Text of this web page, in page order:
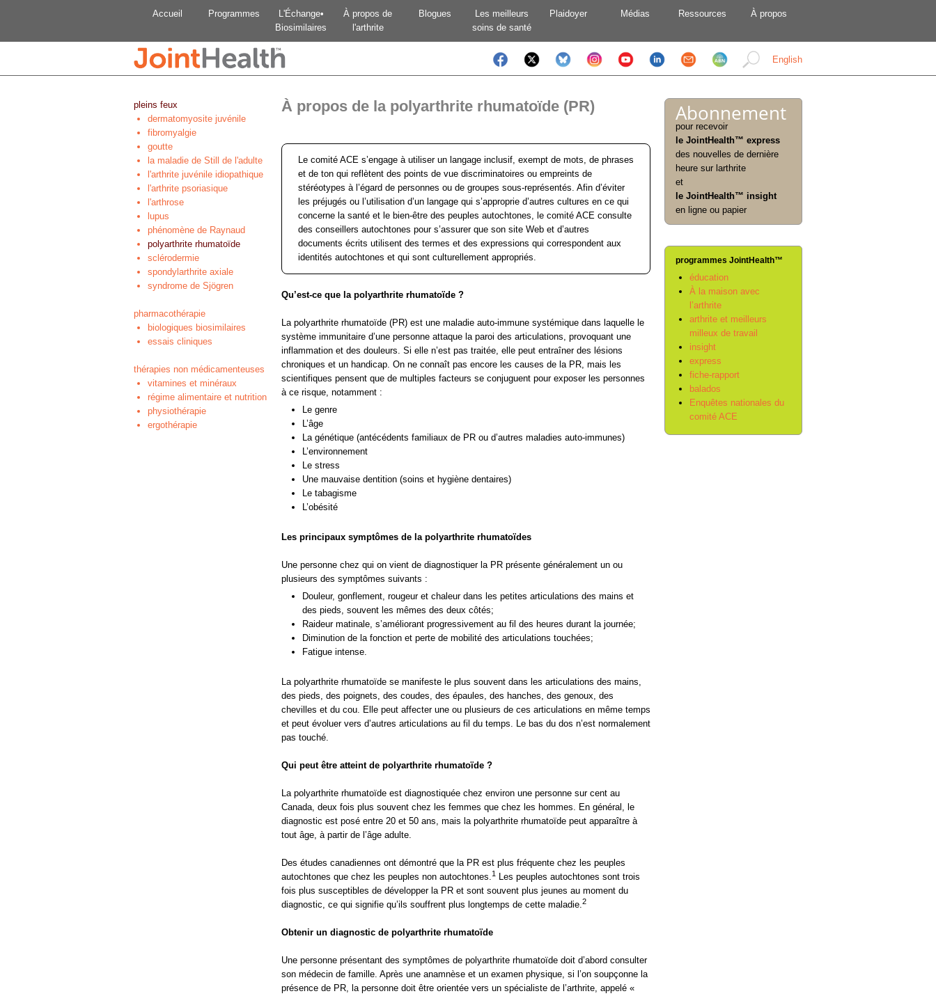
Accueil Programmes
L'Échange•
Biosimilaires
À propos de
l'arthrite
Blogues
Les meilleurs
soins de santé
Plaidoyer Médias Ressources À propos
English
pleins feux
dermatomyosite juvénile
fibromyalgie
goutte
la maladie de Still de l'adulte
l'arthrite juvénile idiopathique
l'arthrite psoriasique
l'arthrose
lupus
phénomène de Raynaud
polyarthrite rhumatoïde
sclérodermie
spondylarthrite axiale
syndrome de Sjögren
pharmacothérapie
biologiques biosimilaires
essais cliniques
thérapies non médicamenteuses
vitamines et minéraux
régime alimentaire et nutrition
physiothérapie
ergothérapie
À propos de la polyarthrite rhumatoïde (PR)
Le comité ACE s’engage à utiliser un langage inclusif, exempt de mots, de phrases
et de ton qui reflètent des points de vue discriminatoires ou empreints de
stéréotypes à l’égard de personnes ou de groupes sous-représentés. Afin d’éviter
les préjugés ou l’utilisation d’un langage qui s’approprie d’autres cultures en ce qui
concerne la santé et le bien-être des peuples autochtones, le comité ACE consulte
des conseillers autochtones pour s’assurer que son site Web et d’autres
documents écrits utilisent des termes et des expressions qui correspondent aux
identités autochtones et qui sont culturellement appropriés.
Qu’est-ce que la polyarthrite rhumatoïde ?
La polyarthrite rhumatoïde (PR) est une maladie auto-immune systémique dans laquelle le
système immunitaire d’une personne attaque la paroi des articulations, provoquant une
inflammation et des douleurs. Si elle n’est pas traitée, elle peut entraîner des lésions
chroniques et un handicap. On ne connaît pas encore les causes de la PR, mais les
scientifiques pensent que de multiples facteurs se conjuguent pour exposer les personnes
à ce risque, notamment :
Le genre
L’âge
La génétique (antécédents familiaux de PR ou d’autres maladies auto-immunes)
L’environnement
Le stress
Une mauvaise dentition (soins et hygiène dentaires)
Le tabagisme
L’obésité
Les principaux symptômes de la polyarthrite rhumatoïdes
Une personne chez qui on vient de diagnostiquer la PR présente généralement un ou
plusieurs des symptômes suivants :
Douleur, gonflement, rougeur et chaleur dans les petites articulations des mains et
des pieds, souvent les mêmes des deux côtés;
Raideur matinale, s’améliorant progressivement au fil des heures durant la journée;
Diminution de la fonction et perte de mobilité des articulations touchées;
Fatigue intense.
La polyarthrite rhumatoïde se manifeste le plus souvent dans les articulations des mains,
des pieds, des poignets, des coudes, des épaules, des hanches, des genoux, des
chevilles et du cou. Elle peut affecter une ou plusieurs de ces articulations en même temps
et peut évoluer vers d’autres articulations au fil du temps. Le bas du dos n’est normalement
pas touché.
Qui peut être atteint de polyarthrite rhumatoïde ?
La polyarthrite rhumatoïde est diagnostiquée chez environ une personne sur cent au
Canada, deux fois plus souvent chez les femmes que chez les hommes. En général, le
diagnostic est posé entre 20 et 50 ans, mais la polyarthrite rhumatoïde peut apparaître à
tout âge, à partir de l’âge adulte.
Des études canadiennes ont démontré que la PR est plus fréquente chez les peuples
autochtones que chez les peuples non autochtones.1
Les peuples autochtones sont trois
fois plus susceptibles de développer la PR et sont souvent plus jeunes au moment du
diagnostic, ce qui signifie qu’ils souffrent plus longtemps de cette maladie.2
Obtenir un diagnostic de polyarthrite rhumatoïde
Une personne présentant des symptômes de polyarthrite rhumatoïde doit d’abord consulter
son médecin de famille. Après une anamnèse et un examen physique, si l’on soupçonne la
présence de PR, la personne doit être orientée vers un spécialiste de l’arthrite, appelé «
Abonnement
pour recevoir
le JointHealth™ express
des nouvelles de dernière
heure sur larthrite
et
le JointHealth™ insight
en ligne ou papier
programmes JointHealth™
éducation
À la maison avec
l’arthrite
arthrite et meilleurs
milleux de travail
insight
express
fiche-rapport
balados
Enquêtes nationales du
comité ACE